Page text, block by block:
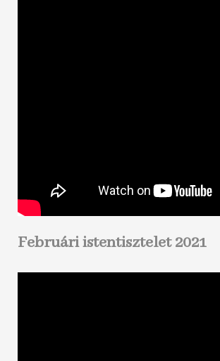
Februári istentisztelet 2021